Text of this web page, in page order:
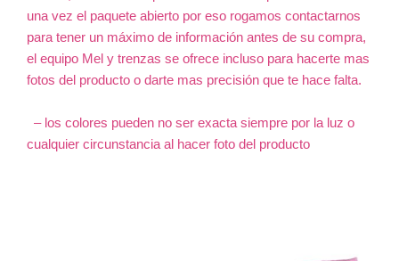
una vez el paquete abierto por eso rogamos contactarnos
para tener un máximo de información antes de su compra,
el equipo Mel y trenzas se ofrece incluso para hacerte mas
fotos del producto o darte mas precisión que te hace falta.
– los colores pueden no ser exacta siempre por la luz o
cualquier circunstancia al hacer foto del producto